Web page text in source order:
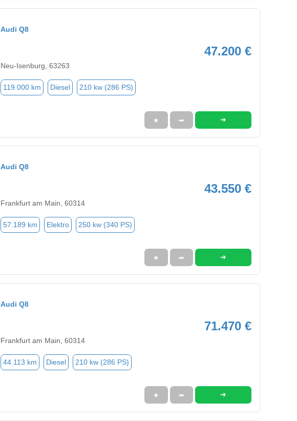
Audi Q8
47.200 €
Neu-Isenburg, 63263
119.000 km Diesel 210 kw (286 PS)
★ ➦ ➜
Audi Q8
43.550 €
Frankfurt am Main, 60314
57.189 km Elektro 250 kw (340 PS)
★ ➦ ➜
Audi Q8
71.470 €
Frankfurt am Main, 60314
44.113 km Diesel 210 kw (286 PS)
★ ➦ ➜